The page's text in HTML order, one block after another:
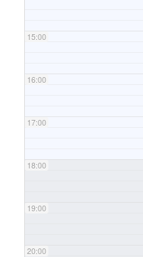
15:00
16:00
17:00
18:00
19:00
20:00